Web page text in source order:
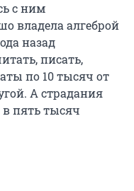
с ним
владела алгеброй
назад
писать,
по 10 тысяч от
А страдания
в пять тысяч